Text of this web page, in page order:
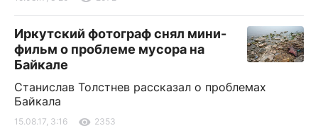
Иркутский фотограф снял мини-
фильм о проблеме мусора на
Байкале
Станислав Толстнев рассказал о проблемах
Байкала
15.08.17, 3:16 2353